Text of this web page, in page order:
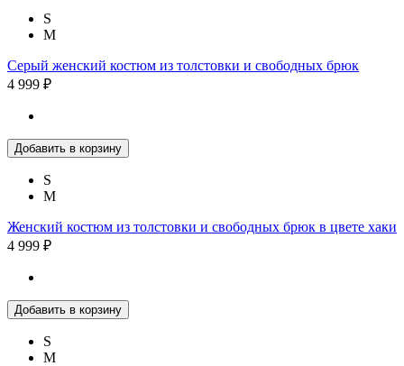
S
M
Серый женский костюм из толстовки и свободных брюк
4 999 ₽
Добавить в корзину
S
M
Женский костюм из толстовки и свободных брюк в цвете хаки
4 999 ₽
Добавить в корзину
S
M